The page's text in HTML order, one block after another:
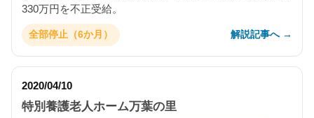
330万円を不正受給。
全部停止（6か月） 解説記事へ →
2020/04/10
特別養護老人ホーム万葉の里